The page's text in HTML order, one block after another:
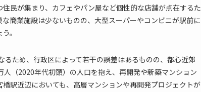
民が集まり、カフェやパン屋など個性的な店舗が点在するた
商業施設は少ないものの、大型スーパーやコンビニが駅前に
。
ため、行政区によって若干の誤差はあるものの、都心近郊
（2020年代初頭）の人口を抱え、再開発や新築マンション
駅近辺においても、高層マンションや再開発プロジェクトが